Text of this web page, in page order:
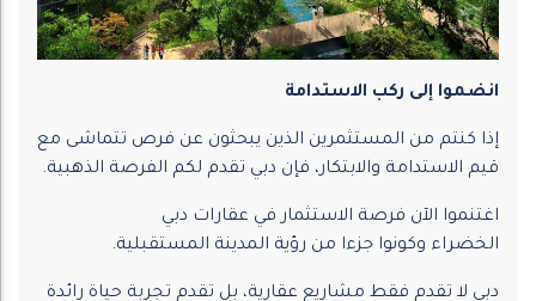
انضموا إلى ركب الاستدامة
إذا كنتم من المستثمرين الذين يبحثون عن فرص تتماشى مع
قيم الاستدامة والابتكار، فإن دبي تقدم لكم الفرصة الذهبية.
اغتنموا الآن فرصة الاستثمار في عقارات دبي
الخضراء وكونوا جزءا من رؤية المدينة المستقبلية.
دبي لا تقدم فقط مشاريع عقارية، بل تقدم تجربة حياة رائدة